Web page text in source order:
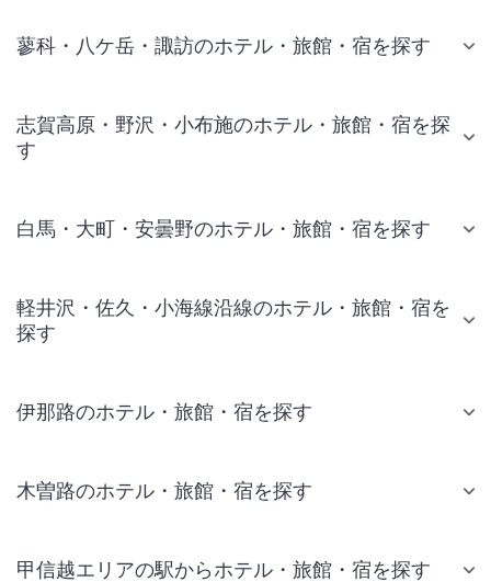
蓼科・八ケ岳・諏訪のホテル・旅館・宿を探す
志賀高原・野沢・小布施のホテル・旅館・宿を探
す
白馬・大町・安曇野のホテル・旅館・宿を探す
軽井沢・佐久・小海線沿線のホテル・旅館・宿を
探す
伊那路のホテル・旅館・宿を探す
木曽路のホテル・旅館・宿を探す
甲信越エリアの駅からホテル・旅館・宿を探す